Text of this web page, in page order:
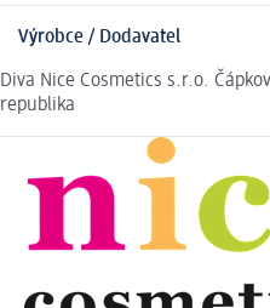
Výrobce / Dodavatel
Diva Nice Cosmetics s.r.o.
republika